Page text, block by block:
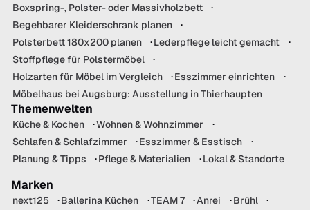
Boxspring-, Polster- oder Massivholzbett
Begehbarer Kleiderschrank planen
Polsterbett 180x200 planen
Lederpflege leicht gemacht
Stoffpflege für Polstermöbel
Holzarten für Möbel im Vergleich
Esszimmer einrichten
Möbelhaus bei Augsburg: Ausstellung in Thierhaupten
Themenwelten
Küche & Kochen
Wohnen & Wohnzimmer
Schlafen & Schlafzimmer
Esszimmer & Esstisch
Planung & Tipps
Pflege & Materialien Lokal & Standorte
Marken
next125 Ballerina Küchen TEAM 7 Anrei
Brühl